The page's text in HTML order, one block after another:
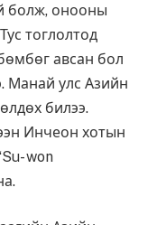
болж, онооны
тоглолтод
авсан бол
Манай улс Азийн
билээ.
Инчеон хотын
won